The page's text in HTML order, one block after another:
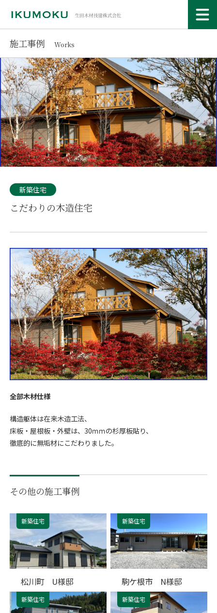
施工事例 Works
新築住宅
こだわりの木造住宅
全部木材仕様
構造躯体は在来木造工法、
床板・屋根板・外壁は、30ｍｍの杉厚板貼り、
徹底的に無垢材にこだわりました。
その他の施工事例
新築住宅
松川町 U様邸
新築住宅
駒ケ根市 N様邸
新築住宅 新築住宅